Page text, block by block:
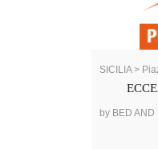
SICILIA >
by BED